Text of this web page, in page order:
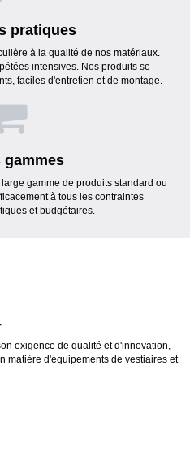
pratiques
à la qualité de nos matériaux.
intensives. Nos produits se
faciles d'entretien et de montage.
gammes
gamme de produits standard ou
à tous les contraintes
et budgétaires.
exigence de qualité et d'innovation,
matière d'équipements de vestiaires et